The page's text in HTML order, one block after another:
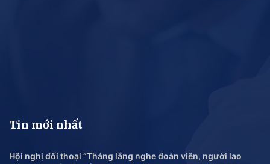
Tin mới nhất
Hội nghị đối thoại “Tháng lắng nghe đoàn viên, người lao